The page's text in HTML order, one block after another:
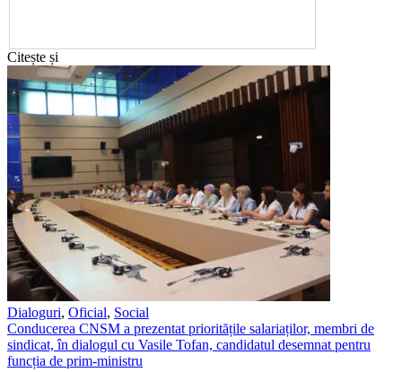
Citește și
Dialoguri, Oficial, Social
Conducerea CNSM a prezentat prioritățile salariaților, membri de
sindicat, în dialogul cu Vasile Tofan, candidatul desemnat pentru
funcția de prim-ministru